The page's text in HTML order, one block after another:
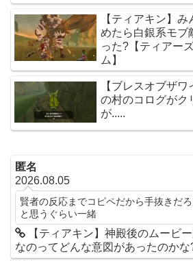
【ティアキン】
めたら白銀系モブ
った?【ティアー
ム】
【ブレスオブザ
の村のコログがク
が.....
匿名
2026.08.05
賢者の反応までコピペだから手抜きだ
と思うぐらい一緒
【ティアキン】神殿後のムービ
なのってどんな意図があったのかな